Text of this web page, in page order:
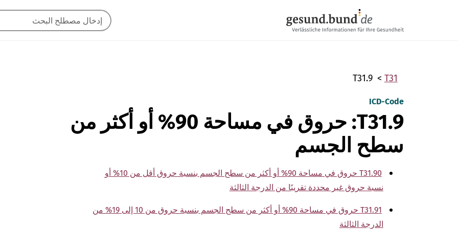
T31
T31.9
ICD-Code
T31.9: حروق في مساحة 90% أو أكثر من
سطح الجسم
T31.90 حروق في مساحة 90% أو أكثر من سطح الجسم بنسبة حروق أقل من 10% أو
نسبة حروق غير محددة تقريبًا من الدرجة الثالثة
T31.91 حروق في مساحة 90% أو أكثر من سطح الجسم بنسبة حروق من 10 إلى 19% من
الدرجة الثالثة